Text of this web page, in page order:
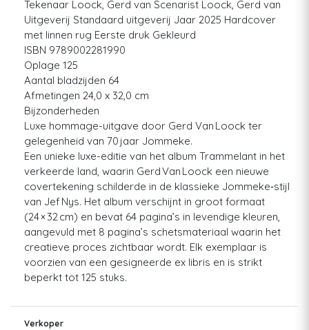
Tekenaar Loock, Gerd van Scenarist Loock, Gerd van
Uitgeverij Standaard uitgeverij Jaar 2025 Hardcover
met linnen rug Eerste druk Gekleurd
ISBN 9789002281990
Oplage 125
Aantal bladzijden 64
Afmetingen 24,0 x 32,0 cm
Bijzonderheden
Luxe hommage-uitgave door Gerd Van Loock ter
gelegenheid van 70 jaar Jommeke.
Een unieke luxe-editie van het album Trammelant in het
verkeerde land, waarin Gerd Van Loock een nieuwe
covertekening schilderde in de klassieke Jommeke‑stijl
van Jef Nys. Het album verschijnt in groot formaat
(24 × 32 cm) en bevat 64 pagina’s in levendige kleuren,
aangevuld met 8 pagina’s schetsmateriaal waarin het
creatieve proces zichtbaar wordt. Elk exemplaar is
voorzien van een gesigneerde ex libris en is strikt
beperkt tot 125 stuks.
Verkoper